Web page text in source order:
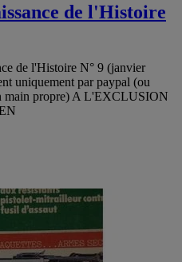
de l'Histoire
de l'Histoire N° 9 (janvier
uniquement par paypal (ou
main propre) A L'EXCLUSION